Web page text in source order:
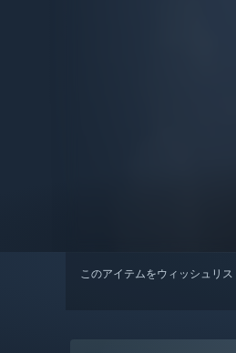
このアイテムをウィッシュリ